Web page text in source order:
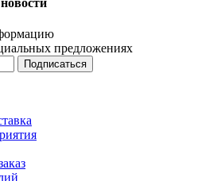
предложениях